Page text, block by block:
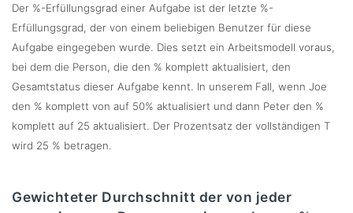
Der %-Erfüllungsgrad einer Aufgabe ist der letzte %-
Erfüllungsgrad, der von einem beliebigen Benutzer für diese
Aufgabe eingegeben wurde. Dies setzt ein Arbeitsmodell voraus,
bei dem die Person, die den % komplett aktualisiert, den
Gesamtstatus dieser Aufgabe kennt. In unserem Fall, wenn Joe
den % komplett von auf 50% aktualisiert und dann Peter den %
komplett auf 25 aktualisiert. Der Prozentsatz der vollständigen T
wird 25 % betragen.
Gewichteter Durchschnitt der von jeder